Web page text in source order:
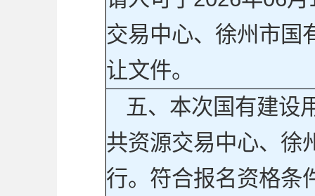
交易中心、徐州市国
让文件。
五、本次国有建设
共资源交易中心、徐
行。符合报名资格条